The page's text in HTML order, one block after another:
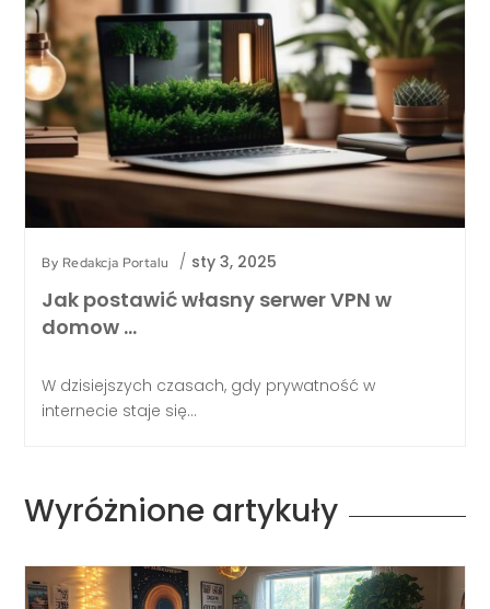
By Redakcja Portalu / sty 3, 2025
Jak postawić własny serwer VPN w
domow …
W dzisiejszych czasach, gdy prywatność w
internecie staje się...
Wyróżnione artykuły